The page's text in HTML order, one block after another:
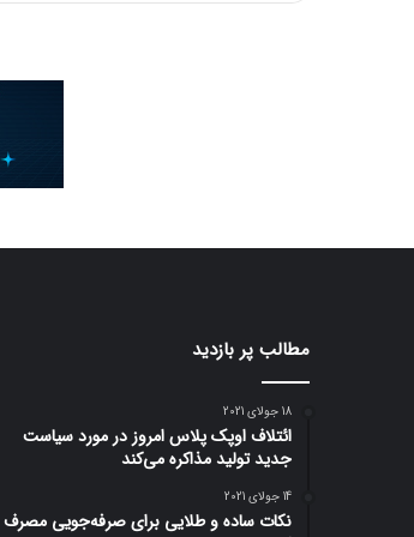
مطالب پر بازدید
18 جولای 2021
ائتلاف اوپک پلاس امروز در مورد سیاست
جدید تولید مذاکره می‌کند
14 جولای 2021
نکات ساده و طلایی برای صرفه‌جویی مصرف